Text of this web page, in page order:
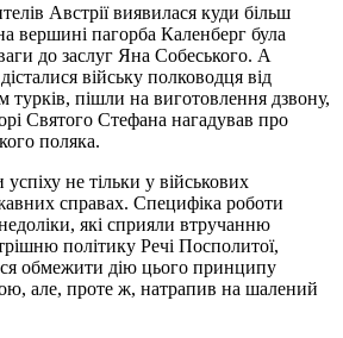
Австрії виявилася куди більш
вершині пагорба Каленберг була
до заслуг Яна Собеського. А
війську полководця від
турків, пішли на виготовлення дзвону,
Святого Стефана нагадував про
поляка.
не тільки у військових
справах. Специфіка роботи
які сприяли втручанню
політику Речі Посполитої,
обмежити дію цього принципу
але, проте ж, натрапив на шалений